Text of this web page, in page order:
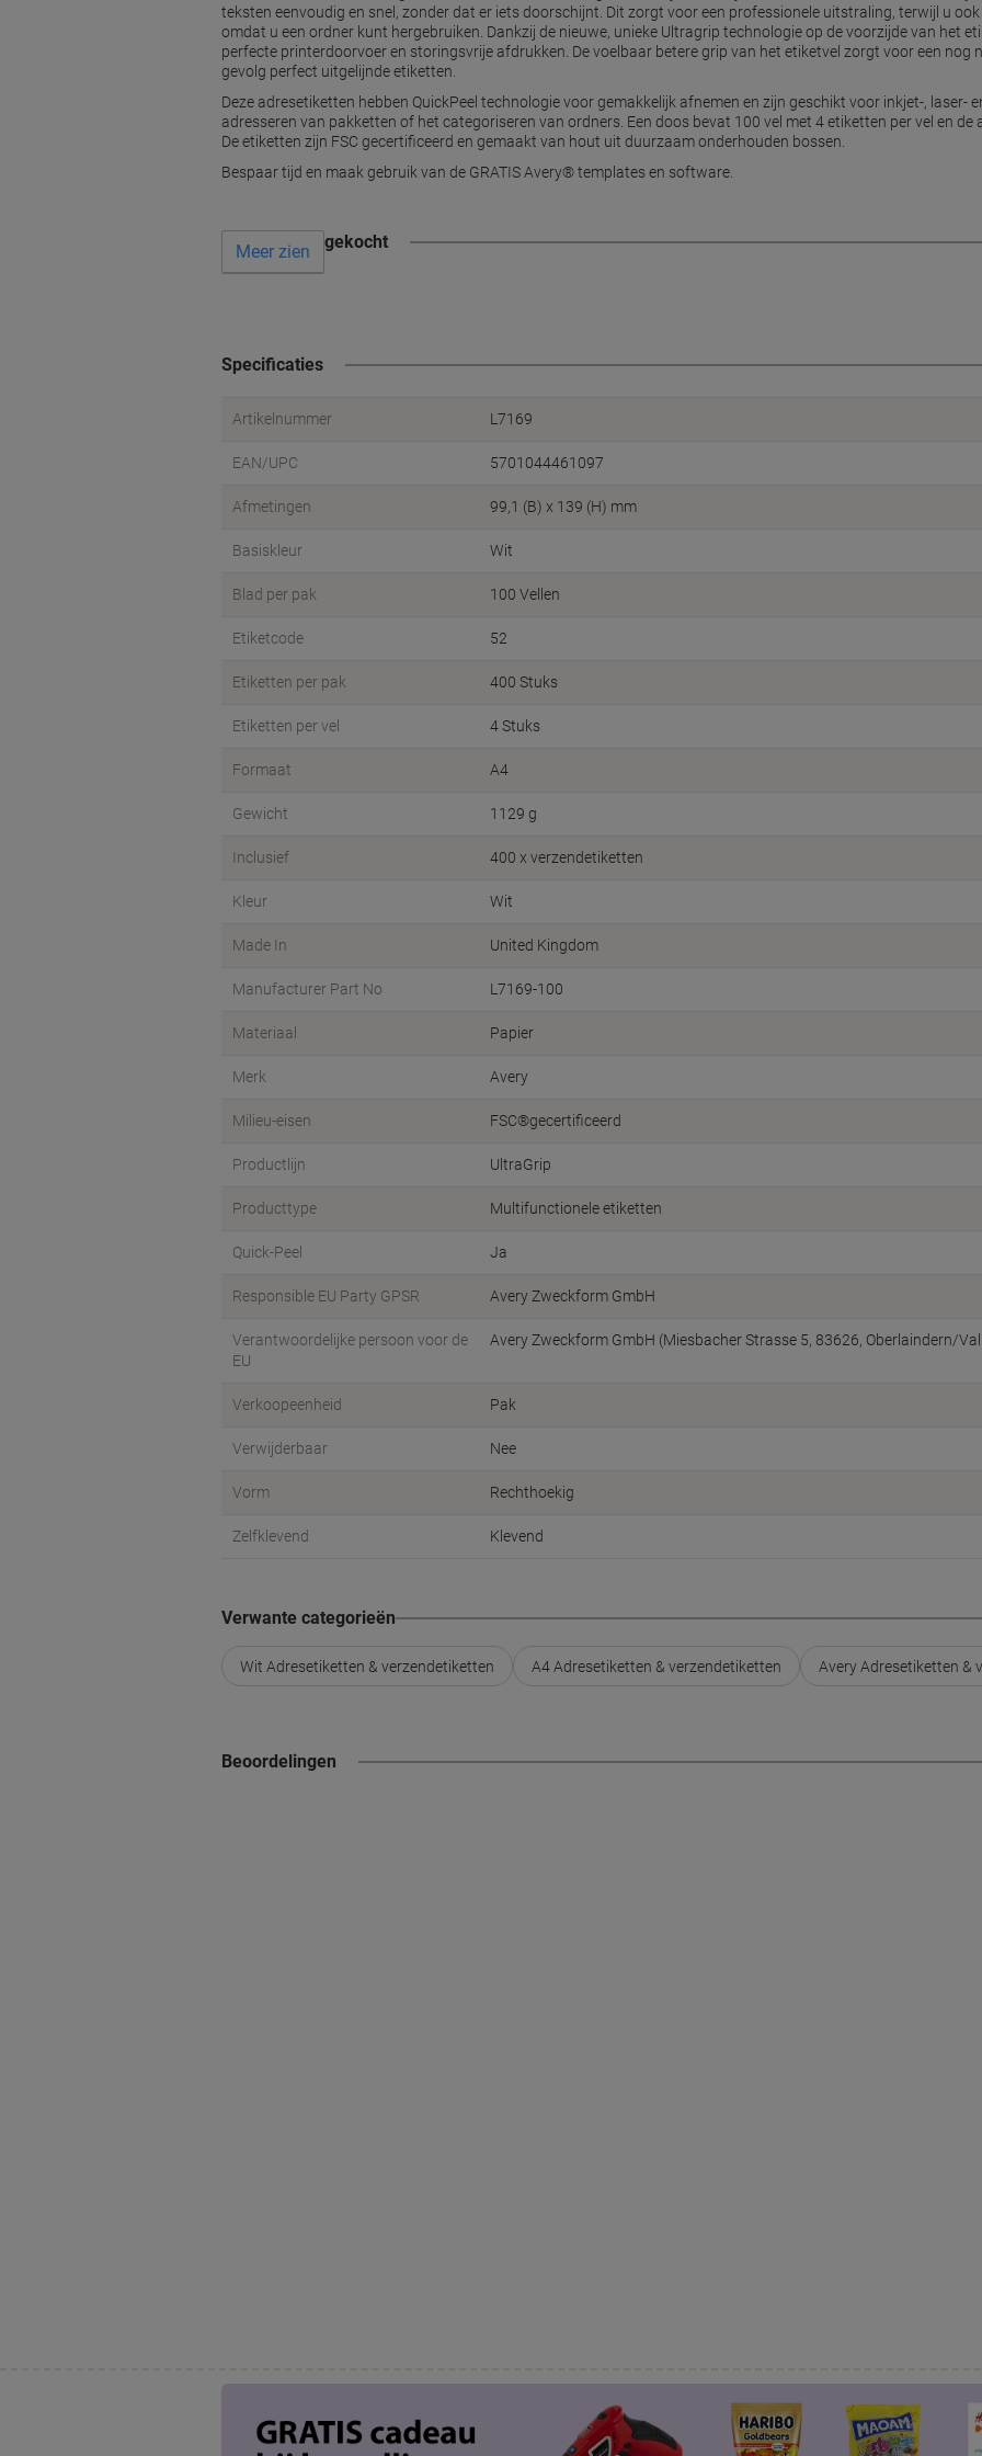
teksten eenvoudig en snel, zonder dat er iets doorschijnt. Dit zorgt voor een professionele uitstraling, terwijl u
omdat u een ordner kunt hergebruiken. Dankzij de nieuwe, unieke Ultragrip technologie op de voorzijde van het
perfecte printerdoorvoer en storingsvrije afdrukken. De voelbaar betere grip van het etiketvel zorgt voor een nog
gevolg perfect uitgelijnde etiketten.
Deze adresetiketten hebben QuickPeel technologie voor gemakkelijk afnemen en zijn geschikt voor inkjet-, laser-
adresseren van pakketten of het categoriseren van ordners. Een doos bevat 100 vel met 4 etiketten per vel en de
De etiketten zijn FSC gecertificeerd en gemaakt van hout uit duurzaam onderhouden bossen.
Bespaar tijd en maak gebruik van de GRATIS Avery® templates en software.
Vaak samen gekocht
Meer zien
Specificaties
Artikelnummer L7169
EAN/UPC 5701044461097
Afmetingen 99,1 (B) x 139 (H) mm
Basiskleur Wit
Blad per pak 100 Vellen
Etiketcode 52
Etiketten per pak 400 Stuks
Etiketten per vel 4 Stuks
Formaat A4
Gewicht 1129 g
Inclusief 400 x verzendetiketten
Kleur Wit
Made In United Kingdom
Manufacturer Part No L7169-100
Materiaal Papier
Merk Avery
Milieu-eisen FSC®gecertificeerd
Productlijn UltraGrip
Producttype Multifunctionele etiketten
Quick-Peel Ja
Responsible EU Party GPSR Avery Zweckform GmbH
Verantwoordelijke persoon voor de
EU
Avery Zweckform GmbH (Miesbacher Strasse 5, 83626, Oberlaindern/
Verkoopeenheid Pak
Verwijderbaar Nee
Vorm Rechthoekig
Zelfklevend Klevend
Verwante categorieën
Wit Adresetiketten & verzendetiketten A4 Adresetiketten & verzendetiketten Avery Adresetiketten &
Beoordelingen